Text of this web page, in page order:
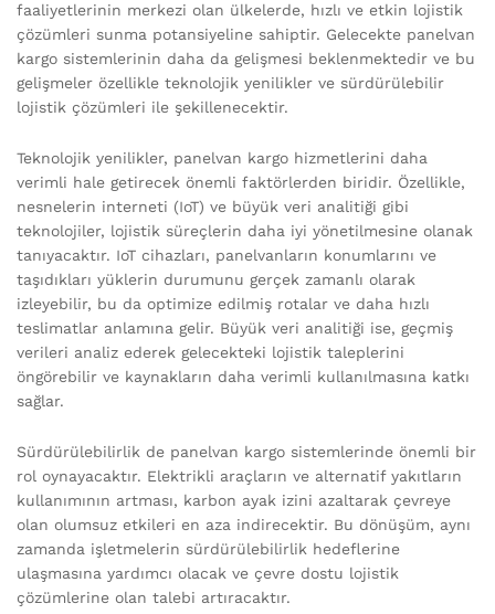
faaliyetlerinin merkezi olan ülkelerde, hızlı ve etkin lojistik
çözümleri sunma potansiyeline sahiptir. Gelecekte panelvan
kargo sistemlerinin daha da gelişmesi beklenmektedir ve bu
gelişmeler özellikle teknolojik yenilikler ve sürdürülebilir
lojistik çözümleri ile şekillenecektir.
Teknolojik yenilikler, panelvan kargo hizmetlerini daha
verimli hale getirecek önemli faktörlerden biridir. Özellikle,
nesnelerin interneti (IoT) ve büyük veri analitiği gibi
teknolojiler, lojistik süreçlerin daha iyi yönetilmesine olanak
tanıyacaktır. IoT cihazları, panelvanların konumlarını ve
taşıdıkları yüklerin durumunu gerçek zamanlı olarak
izleyebilir, bu da optimize edilmiş rotalar ve daha hızlı
teslimatlar anlamına gelir. Büyük veri analitiği ise, geçmiş
verileri analiz ederek gelecekteki lojistik taleplerini
öngörebilir ve kaynakların daha verimli kullanılmasına katkı
sağlar.
Sürdürülebilirlik de panelvan kargo sistemlerinde önemli bir
rol oynayacaktır. Elektrikli araçların ve alternatif yakıtların
kullanımının artması, karbon ayak izini azaltarak çevreye
olan olumsuz etkileri en aza indirecektir. Bu dönüşüm, aynı
zamanda işletmelerin sürdürülebilirlik hedeflerine
ulaşmasına yardımcı olacak ve çevre dostu lojistik
çözümlerine olan talebi artıracaktır.